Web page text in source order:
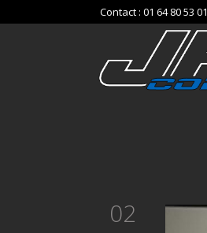
Contact : 01 64 80 53 01
02